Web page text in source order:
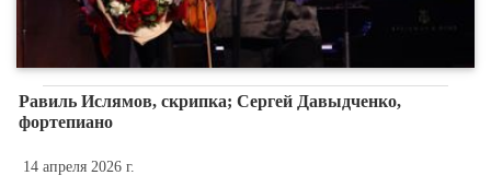
Равиль Ислямов, скрипка; Сергей Давыдченко,
фортепиано
14 апреля 2026 г.